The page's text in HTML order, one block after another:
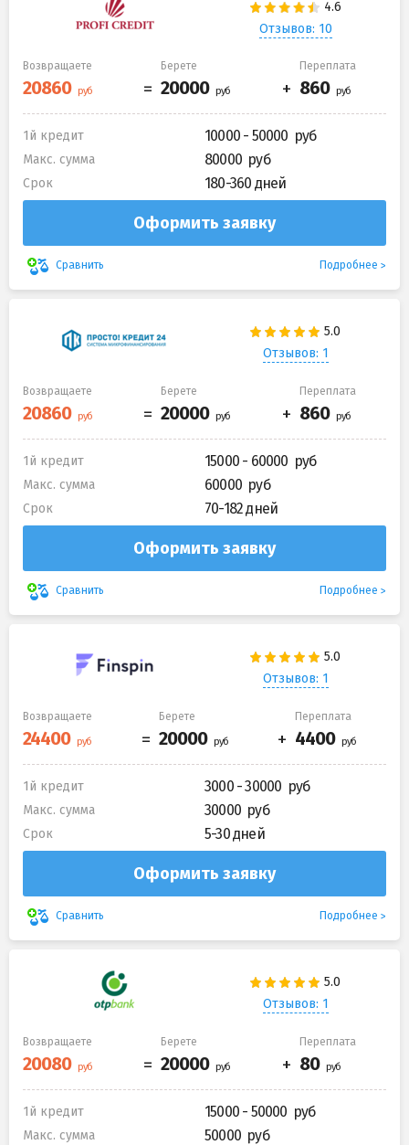
Отзывов: 10
Возвращаете Берете Переплата
1й кредит 10000 - 50000
Макс. сумма 80000
Срок 180-360 дней
Оформить заявку
Сравнить Подробнее
Отзывов: 1
Возвращаете Берете Переплата
1й кредит 15000 - 60000
Макс. сумма 60000
Срок 70-182 дней
Оформить заявку
Сравнить Подробнее
Отзывов: 1
Возвращаете Берете Переплата
1й кредит 3000 - 30000
Макс. сумма 30000
Срок 5-30 дней
Оформить заявку
Сравнить Подробнее
Отзывов: 1
Возвращаете Берете Переплата
1й кредит 15000 - 50000
Макс. сумма 50000